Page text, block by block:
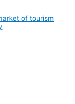
of tourism